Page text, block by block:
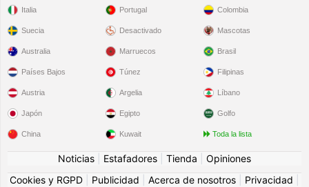
Italia
Suecia
Portugal
Desactivado
Colombia
Mascotas
Australia
Países Bajos
Austria
Japón
China
Marruecos
Túnez
Argelia
Egipto
Kuwait
Brasil
Filipinas
Líbano
Golfo
Toda la lista
Noticias Estafadores Tienda
Opiniones
Cookies y RGPD
Publicidad Acerca de nosotros Privacidad